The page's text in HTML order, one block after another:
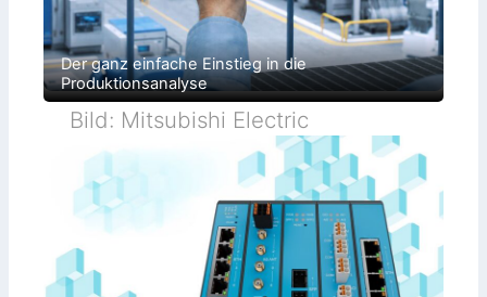
Der ganz einfache Einstieg in die
Produktionsanalyse
Bild: Mitsubishi Electric